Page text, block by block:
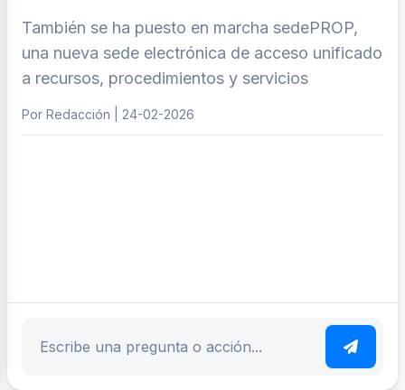
También se ha puesto en marcha sedePROP,
una nueva sede electrónica de acceso unificado
a recursos, procedimientos y servicios
Por Redacción | 24-02-2026
Escribe tu pregunta